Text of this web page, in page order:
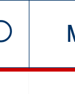
EDDYBURG